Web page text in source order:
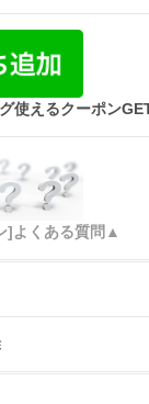
使えるクーポン
]よくある質問▲